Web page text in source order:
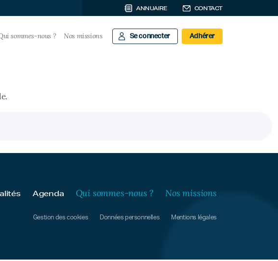
ANNUAIRE CONTACT
sommes-nous ? Nos missions Se connecter Adhérer
Agenda Qui sommes-nous ? Nos missions
Gestion des cookies Données personnelles Mentions légales